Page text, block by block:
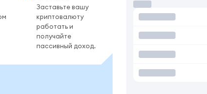
Заставьте вашу
криптовалюту
работать и
получайте
пассивный доход.